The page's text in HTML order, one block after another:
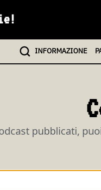
INFORMAZIONE
pubblicati,